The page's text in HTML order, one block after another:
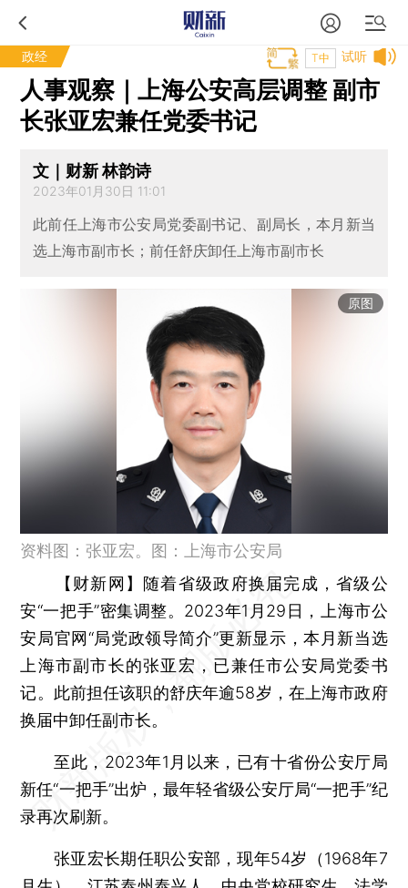
政经 试听
T中
人事观察｜上海公安高层调整 副市
长张亚宏兼任党委书记
文｜财新 林韵诗
2023年01月30日 11:01
此前任上海市公安局党委副书记、副局长，本月新当
选上海市副市长；前任舒庆卸任上海市副市长
原图
资料图：张亚宏。图：上海市公安局
【财新网】 随着省级政府换届完成，省级公
安“一把手”密集调整。2023年1月29日，上海市公
安局官网“局党政领导简介”更新显示，本月新当选
上海市副市长的张亚宏，已兼任市公安局党委书
记。此前担任该职的舒庆年逾58岁，在上海市政府
换届中卸任副市长。
至此，2023年1月以来，已有十省份公安厅局
新任“一把手”出炉，最年轻省级公安厅局“一把手”纪
录再次刷新。
张亚宏长期任职公安部，现年54岁（1968年7